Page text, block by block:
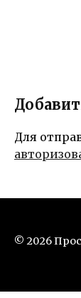
Для
© 2026